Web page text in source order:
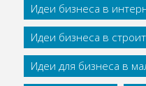
Идеи бизнеса в
Идеи бизнеса в
Идеи для бизнеса в